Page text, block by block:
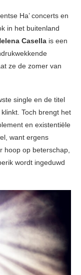
Ha’ concerts en
in het buitenland
Casella is een
ze de zomer van
single en de titel
Toch brengt het
en existentiële
want ergens
hoop op beterschap,
wordt ingeduwd